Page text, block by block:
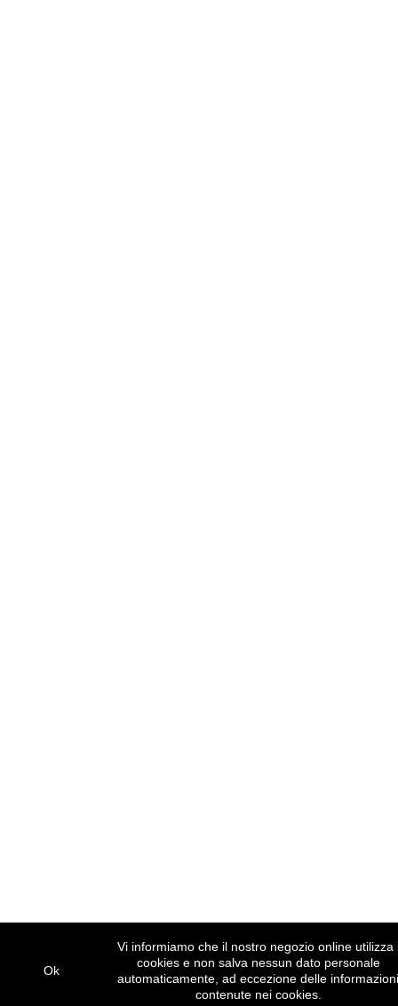
Ok
Vi informiamo che il nostro negozio online utilizza
cookies e non salva nessun dato personale
automaticamente, ad eccezione delle informazioni
contenute nei cookies.